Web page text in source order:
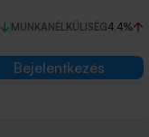
MUNKANÉLKÜLISÉG4,4%
Bejelentkezés